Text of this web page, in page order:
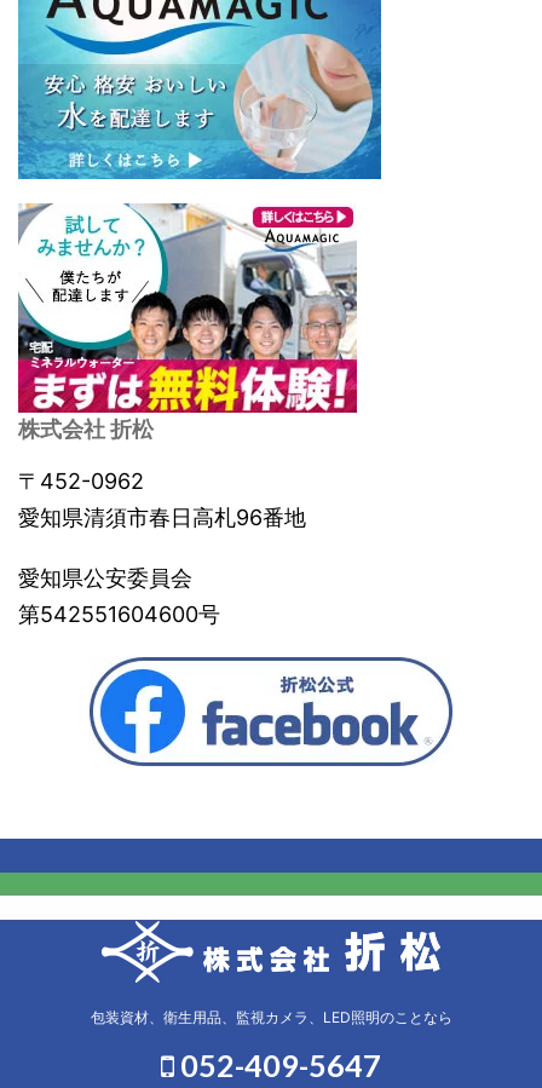
株式会社 折松
〒452-0962
愛知県清須市春日高札96番地
愛知県公安委員会
第542551604600号
包装資材、衛生用品、監視カメラ、LED照明のことなら
052-409-5647